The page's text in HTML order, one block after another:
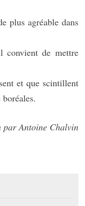
agréable dans
de mettre
et que scintillent
par Antoine Chalvin